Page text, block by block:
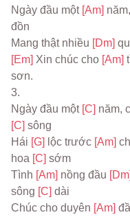
Ngày đầu một [Am]
đồn
Mang thật nhiều [Dm]
[Em] Xin chúc cho [Am]
sơn.
3.
Ngày đầu một [C] năm,
[C] sông
Hái [G] lộc trước [Am]
hoa [C] sớm
Tình [Am] nồng đầu [Dm]
sông [C] dài
Chúc cho duyên [Am]